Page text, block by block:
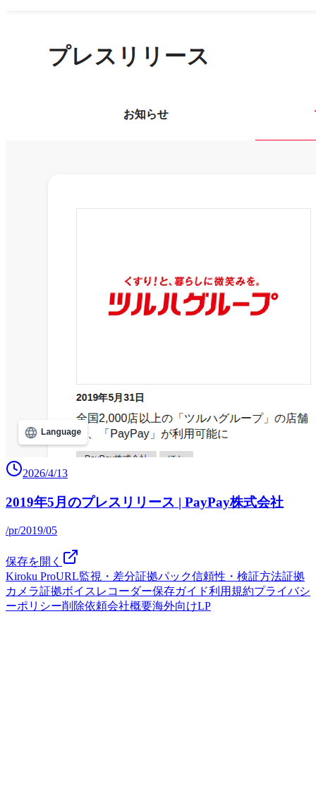
2026/4/13
2019年5月のプレスリリース | PayPay株式会社
/pr/2019/05
保存を開く
Kiroku ProURL監視・差分証拠パック信頼性・検証方法証拠
カメラ証拠ボイスレコーダー保存ガイド利用規約プライバシ
ーポリシー削除依頼会社概要海外向けLP